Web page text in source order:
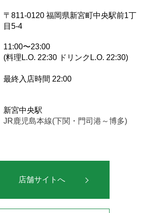
〒811-0120 福岡県新宮町中央駅前1丁
目5-4
11:00〜23:00
(料理L.O. 22:30 ドリンクL.O. 22:30)
最終入店時間 22:00
新宮中央駅
JR鹿児島本線(下関・門司港～博多)
店舗サイトへ